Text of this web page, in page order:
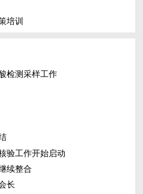
培训
检测采样工作
验工作开始启动
续整合
长